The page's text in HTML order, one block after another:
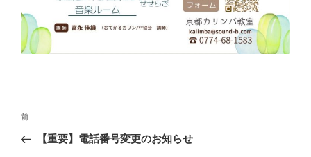
投
ナ
前
の
前
【重要】電話番号変更のお知らせ